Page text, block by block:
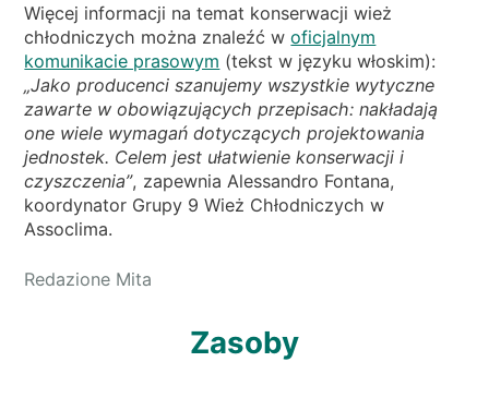
Więcej informacji na temat konserwacji wież
chłodniczych można znaleźć woficjalnym
komunikacie prasowym (tekst w języku włoskim):
„Jako producenci szanujemy wszystkie wytyczne
zawarte w obowiązujących przepisach: nakładają
one wiele wymagań dotyczących projektowania
jednostek. Celem jest ułatwienie konserwacji i
czyszczenia”, zapewnia Alessandro Fontana,
koordynator Grupy 9 Wież Chłodniczych w
Assoclima.
Redazione Mita
Zasoby